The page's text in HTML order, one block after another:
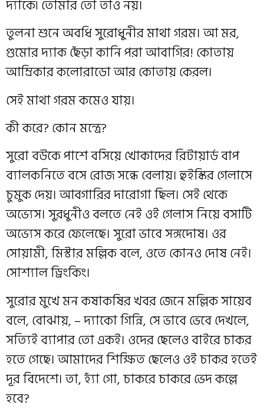
দ্যাকে৷ তোমার তো তাও নয়।
তুলনা শুনে অবধি সুরোধুনীর মাথা গরম। আ মর,
গুমোর দ্যাক ছেঁড়া কানি পরা আবাগির! কোতায়
আম্রিকার কলোরাডো আর কোতায় কেরল।
সেই মাথা গরম কমেও যায়।
কী করে? কোন মন্ত্রে?
সুরো বউকে পাশে বসিয়ে খোকাদের রিটায়ার্ড বাপ
ব্যালকনিতে বসে রোজ সন্ধে বেলায়। হুইস্কির গেলাসে
চুমুক দেয়। আবগারির দারোগা ছিল। সেই থেকে
অভ্যেস। সুরধুনীও বলতে নেই ওই গেলাস নিয়ে বসাটি
অভ্যেস করে ফেলেছে। সুরো ভাবে সঙ্গদোষ। ওর
সোয়ামী, মিস্টার মল্লিক বলে, ওতে কোনও দোষ নেই।
সোশ্যাল ড্রিংকিং।
সুরোর মুখে মন কষাকষির খবর জেনে মল্লিক সায়েব
বলে, বোঝায়, – দ্যাকো গিন্নি, সে ভাবে ভেবে দেখলে,
সত্যিই ব্যাপার তো একই। ওদের ছেলেও বাইরে চাকর
হতে গেছে। আমাদের শিক্ষিত ছেলেও ওই চাকর হতেই
দূর বিদেশে। তা, হ্যাঁ গো, চাকরে চাকরে ভেদ কল্লে
হবে?